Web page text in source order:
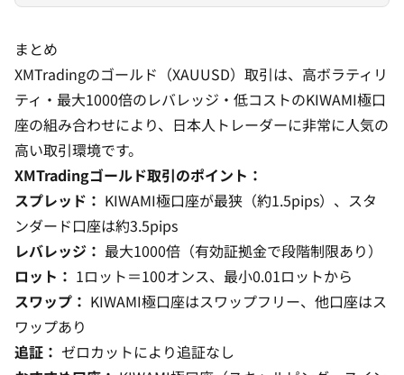
まとめ
XMTradingのゴールド（XAUUSD）取引は、高ボラティリ
ティ・最大1000倍のレバレッジ・低コストのKIWAMI極口
座の組み合わせにより、日本人トレーダーに非常に人気の
高い取引環境です。
XMTradingゴールド取引のポイント：
スプレッド： KIWAMI極口座が最狭（約1.5pips）、スタ
ンダード口座は約3.5pips
レバレッジ： 最大1000倍（有効証拠金で段階制限あり）
ロット： 1ロット＝100オンス、最小0.01ロットから
スワップ： KIWAMI極口座はスワップフリー、他口座はス
ワップあり
追証： ゼロカットにより追証なし